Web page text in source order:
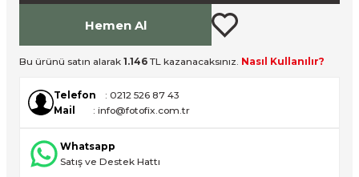
Hemen Al
Bu ürünü satın alarak 1.146 TL kazanacaksınız. Nasıl Kullanılır?
Telefon
: 0212 526 87 43
Mail
: info@fotofix.com.tr
Whatsapp
Satış ve Destek Hattı